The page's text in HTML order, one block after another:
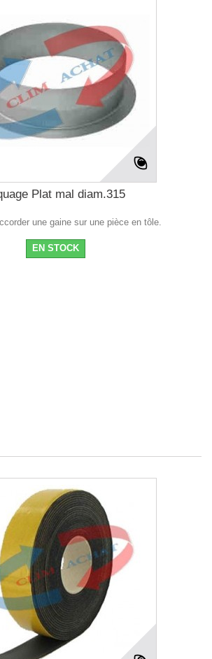
Plat mal diam.315
une gaine sur une pièce en tôle.
EN STOCK